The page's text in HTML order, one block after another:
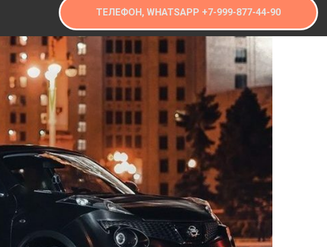
ТЕЛЕФОН, WHATSAPP +7-999-877-44-90